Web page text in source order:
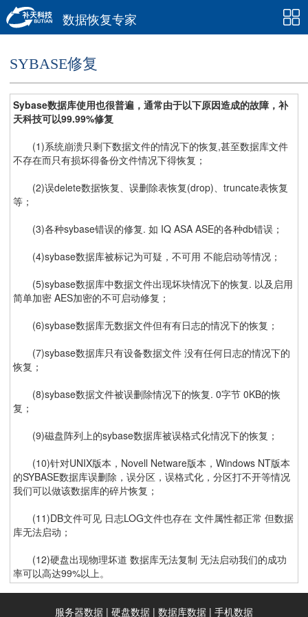
数据恢复专家
SYBASE修复
Sybase数据库使用也很普遍，通常由于以下原因造成的故障，补
天科技可以99.99%修复
(1)系统崩溃只剩下数据文件的情况下的恢复,甚至数据库文件
不存在而只有损坏得备份文件情况下得恢复；
(2)误delete数据恢复、误删除表恢复(drop)、truncate表恢复
等；
(3)各种sybase错误的修复. 如 IQ ASA ASE的各种db错误；
(4)sybase数据库被标记为可疑，不可用 不能启动等情况；
(5)sybase数据库中数据文件出现坏块情况下的恢复. 以及启用
简单加密 AES加密的不可启动修复；
(6)sybase数据库无数据文件但有有日志的情况下的恢复；
(7)sybase数据库只有设备数据文件 没有任何日志的情况下的
恢复；
(8)sybase数据文件被误删除情况下的恢复. 0字节 0KB的恢
复；
(9)磁盘阵列上的sybase数据库被误格式化情况下的恢复；
(10)针对UNIX版本，Novell Netware版本，Windows NT版本
的SYBASE数据库误删除，误分区，误格式化，分区打不开等情况
我们可以做该数据库的碎片恢复；
(11)DB文件可见 日志LOG文件也存在 文件属性都正常 但数据
库无法启动；
(12)硬盘出现物理坏道 数据库无法复制 无法启动我们的成功
率可以高达99%以上。
服务器数据 | 硬盘数据 | 数据库数据 | 手机数据